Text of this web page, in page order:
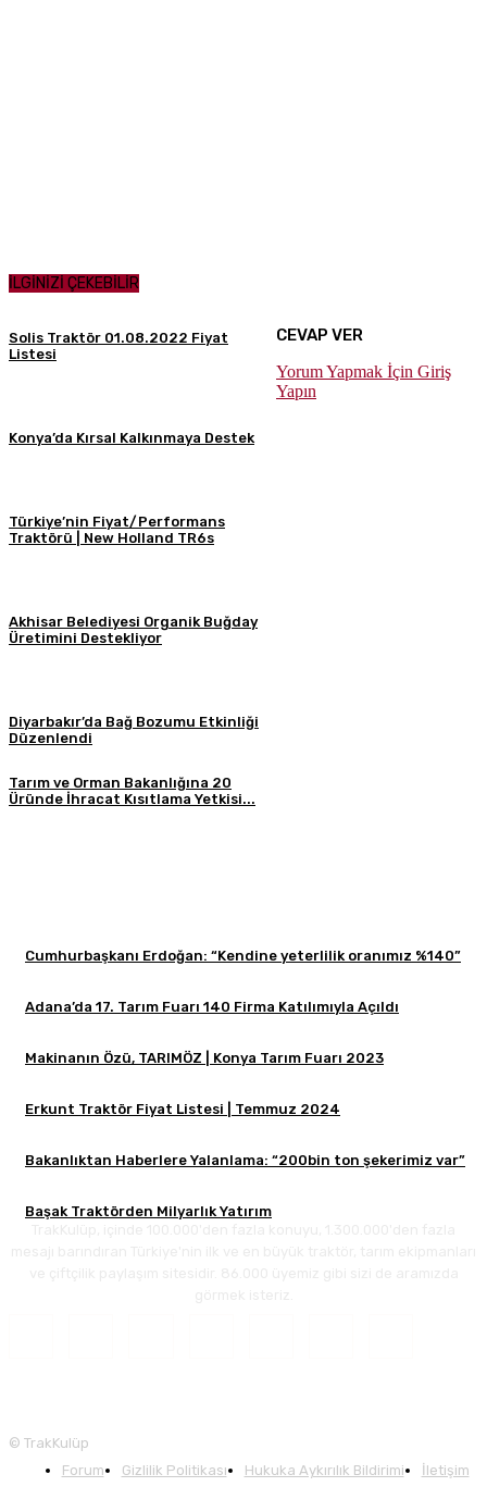
İLGİNİZİ ÇEKEBİLİR
Solis Traktör 01.08.2022 Fiyat
Listesi
Konya’da Kırsal Kalkınmaya Destek
Türkiye’nin Fiyat/Performans
Traktörü | New Holland TR6s
Akhisar Belediyesi Organik Buğday
Üretimini Destekliyor
Diyarbakır’da Bağ Bozumu Etkinliği
Düzenlendi
Tarım ve Orman Bakanlığına 20
Üründe İhracat Kısıtlama Yetkisi...
CEVAP VER
Yorum Yapmak İçin Giriş
Yapın
Cumhurbaşkanı Erdoğan: “Kendine yeterlilik oranımız %140”
Adana’da 17. Tarım Fuarı 140 Firma Katılımıyla Açıldı
Makinanın Özü, TARIMÖZ | Konya Tarım Fuarı 2023
Erkunt Traktör Fiyat Listesi | Temmuz 2024
Bakanlıktan Haberlere Yalanlama: “200bin ton şekerimiz var”
Başak Traktörden Milyarlık Yatırım
© TrakKulüp
Forum
Gizlilik Politikası Hukuka Aykırılık Bildirimi İletişim